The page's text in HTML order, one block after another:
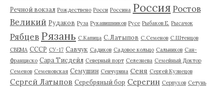
Речной вокзал Рождествено Росси Россина Россия Ростов
Великий Рудаков Руза Рукавишников Русе Рыбаков Е. Рысачок
Рябцев Рязань С.Капица С.Латыпов С.Семенов С.Штенцов
СВЕМА СССР СУ-17 Савчук Садиков Садовое кольцо Сальников Сан-
Франциско Сара Тисдейл Северный порт Селезнева Семейный Доктор
Семенов Семеновская Семушин Сенчурина Сеня Сергей Кузнецов
Сергей Латыпов Серебряный бор Серегин Серпухов Сетунь